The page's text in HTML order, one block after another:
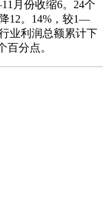
月份收缩6。24个
12。14%，较1—
业利润总额累计下
百分点。